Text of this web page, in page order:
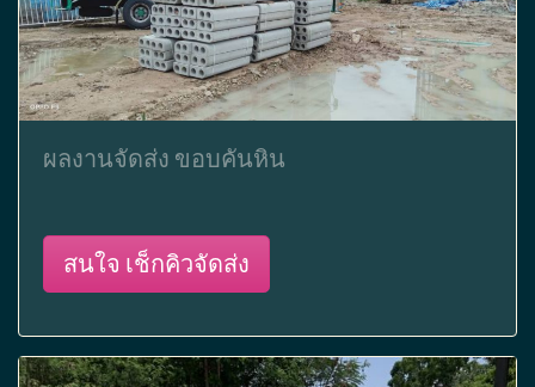
ผลงานจัดส่ง ขอบคันหิน
สนใจ เช็กคิวจัดส่ง